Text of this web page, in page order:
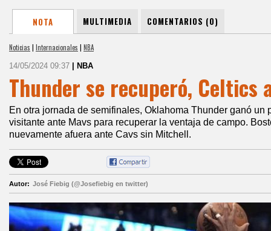
NOTA MULTIMEDIA COMENTARIOS (0)
Noticias | Internacionales | NBA
14/05/2024 09:37 | NBA
Thunder se recuperó, Celtics
En otra jornada de semifinales, Oklahoma Thunder ganó un
visitante ante Mavs para recuperar la ventaja de campo.
nuevamente afuera ante Cavs sin Mitchell.
Autor: José Fiebig (@Josefiebig en twitter)